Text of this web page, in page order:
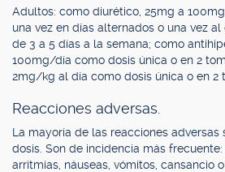
Adultos: como diurético, 25mg a
una vez en días alternados o una vez
de 3 a 5 días a la semana; como
100mg/día como dosis única o en 2
2mg/kg al día como dosis única o en 2
Reacciones adversas.
La mayoría de las reacciones
dosis. Son de incidencia más
arritmias, náuseas, vómitos, cansancio